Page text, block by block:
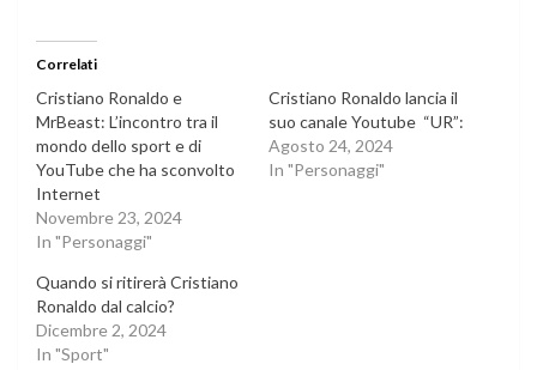
Correlati
Cristiano Ronaldo e
MrBeast: L’incontro tra il
mondo dello sport e di
YouTube che ha sconvolto
Internet
Novembre 23, 2024
In "Personaggi"
Cristiano Ronaldo lancia il
suo canale Youtube “UR”:
Agosto 24, 2024
In "Personaggi"
Quando si ritirerà Cristiano
Ronaldo dal calcio?
Dicembre 2, 2024
In "Sport"